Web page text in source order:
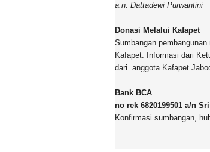
a.n. Dattadewi Purwantini
Donasi Melalui Kafapet
Sumbangan
Kafapet. Informasi dari
dari anggota Kafapet
Bank BCA
no rek 6820199501 a/n
Konfirmasi sumbangan,